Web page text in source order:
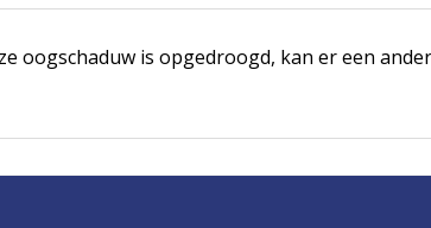
oogschaduw is opgedroogd, kan er een